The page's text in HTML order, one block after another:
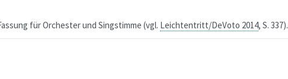
für Orchester und Singstimme (vgl. Leichtentritt/DeVoto 2014, S. 337).